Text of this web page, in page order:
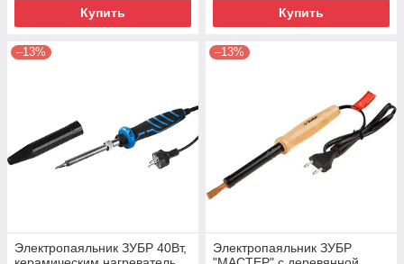
Купить Купить
–13%
Электропаяльник ЗУБР 40Вт,
–13%
Электропаяльник ЗУБР